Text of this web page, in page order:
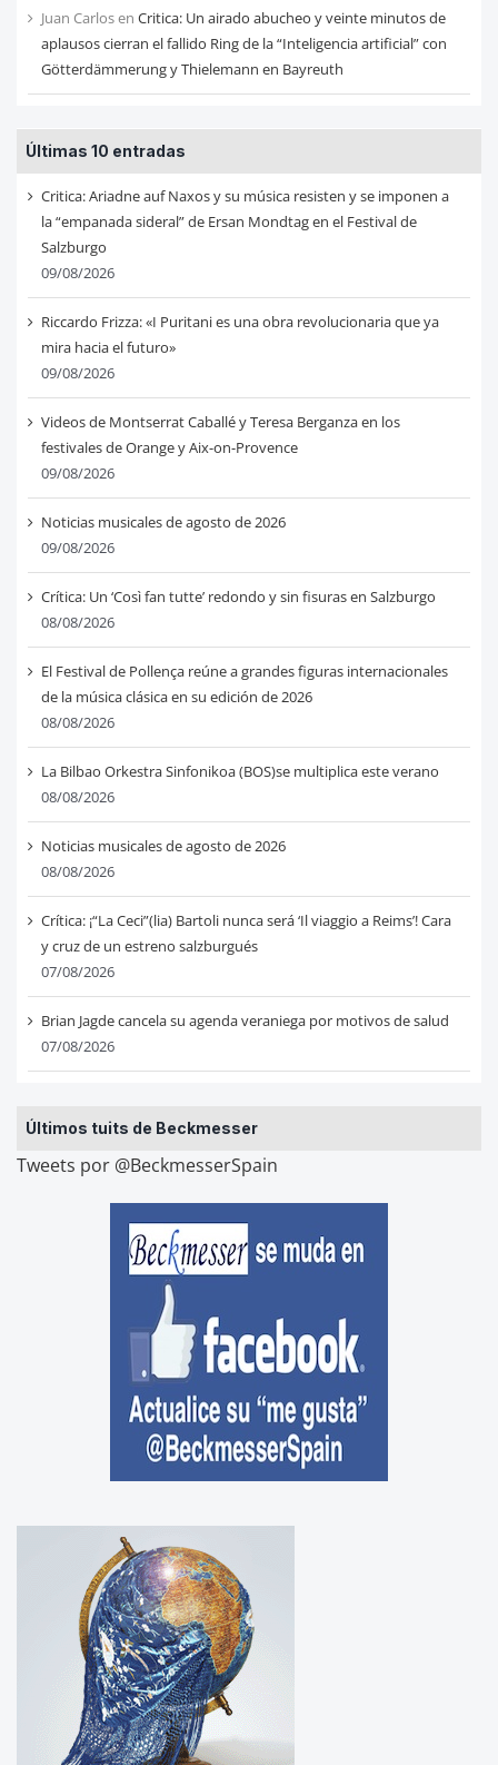
Juan Carlosen Critica: Un airado abucheo y veinte minutos de
aplausos cierran el fallido Ring de la “Inteligencia artificial” con
Götterdämmerung y Thielemann en Bayreuth
Últimas 10 entradas
Critica: Ariadne auf Naxos y su música resisten y se imponen a
la “empanada sideral” de Ersan Mondtag en el Festival de
Salzburgo
09/08/2026
Riccardo Frizza: «I Puritani es una obra revolucionaria que ya
mira hacia el futuro»
09/08/2026
Videos de Montserrat Caballé y Teresa Berganza en los
festivales de Orange y Aix-on-Provence
09/08/2026
Noticias musicales de agosto de 2026
09/08/2026
Crítica: Un ‘Così fan tutte’ redondo y sin fisuras en Salzburgo
08/08/2026
El Festival de Pollença reúne a grandes figuras internacionales
de la música clásica en su edición de 2026
08/08/2026
La Bilbao Orkestra Sinfonikoa (BOS)se multiplica este verano
08/08/2026
Noticias musicales de agosto de 2026
08/08/2026
Crítica: ¡“La Ceci”(lia) Bartoli nunca será ‘Il viaggio a Reims’! Cara
y cruz de un estreno salzburgués
07/08/2026
Brian Jagde cancela su agenda veraniega por motivos de salud
07/08/2026
Últimos tuits de Beckmesser
Tweets por @BeckmesserSpain